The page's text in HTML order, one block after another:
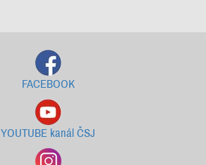
FACEBOOK
YOUTUBE kanál ČSJ